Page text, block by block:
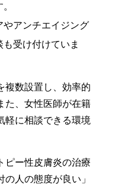
やアンチエイジング
受け付けていま
複数設置し、効率的
た、女性医師が在籍
軽に相談できる環境
ピー性皮膚炎の治療
人の態度が良い」